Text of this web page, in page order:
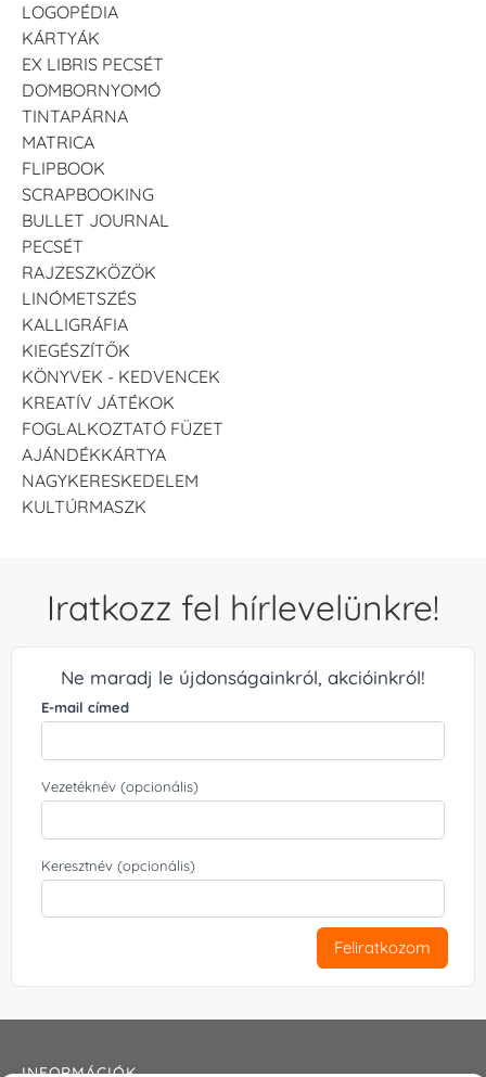
LOGOPÉDIA
KÁRTYÁK
EX LIBRIS PECSÉT
DOMBORNYOMÓ
TINTAPÁRNA
MATRICA
FLIPBOOK
SCRAPBOOKING
BULLET JOURNAL
PECSÉT
RAJZESZKÖZÖK
LINÓMETSZÉS
KALLIGRÁFIA
KIEGÉSZÍTŐK
KÖNYVEK - KEDVENCEK
KREATÍV JÁTÉKOK
FOGLALKOZTATÓ FÜZET
AJÁNDÉKKÁRTYA
NAGYKERESKEDELEM
KULTÚRMASZK
Iratkozz fel hírlevelünkre!
Ne maradj le újdonságainkról, akcióinkról!
E-mail címed
Vezetéknév (opcionális)
Keresztnév (opcionális)
Feliratkozom
INFORMÁCIÓK